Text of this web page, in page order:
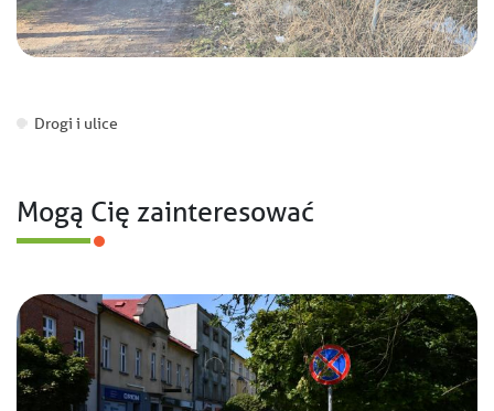
Drogi i ulice
Mogą Cię zainteresować